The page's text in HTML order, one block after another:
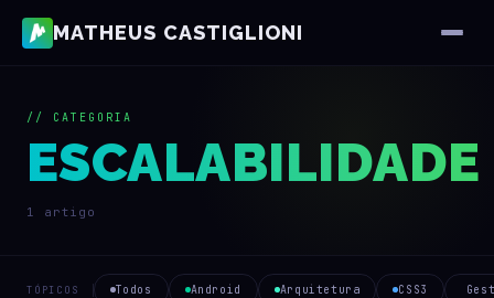
MATHEUS CASTIGLIONI
// CATEGORIA
ESCALABILIDADE
1 artigo
TÓPICOS Todos Android Arquitetura CSS3